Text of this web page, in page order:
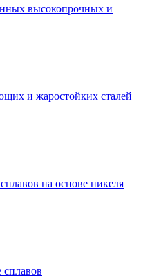
высокопрочных и
и жаростойких сталей
на основе никеля